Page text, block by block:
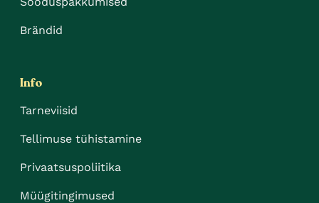
Brändid
Info
Tarneviisid
Tellimuse tühistamine
Privaatsuspoliitika
Müügitingimused